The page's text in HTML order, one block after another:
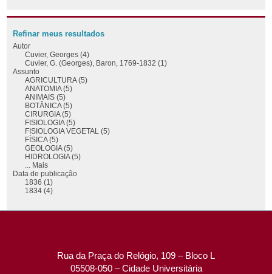
Refinar meus resultados
Autor
Cuvier, Georges (4)
Cuvier, G. (Georges), Baron, 1769-1832 (1)
Assunto
AGRICULTURA (5)
ANATOMIA (5)
ANIMAIS (5)
BOTÂNICA (5)
CIRURGIA (5)
FISIOLOGIA (5)
FISIOLOGIA VEGETAL (5)
FÍSICA (5)
GEOLOGIA (5)
HIDROLOGIA (5)
... Mais
Data de publicação
1836 (1)
1834 (4)
Rua da Praça do Relógio, 109 – Bloco L
05508-050 – Cidade Universitária